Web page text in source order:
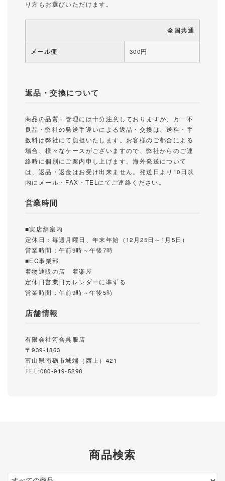
商品検索
り方もお選びいただけます。
全国共通
メール便 300円
返品・交換について
商品の品質・管理には十分注意しておりますが、万一不
良品・弊社の発送手違いによる返品・交換は、送料・手
数料は弊社にて負担いたします。お客様のご都合による
場合、様々なケースがございますので、弊社からのご連
絡時に個別にご案内申し上げます。海外発送について
は、返品・返金はお受け出来ません。発送日より10日以
内にメール・FAX・TELにてご連絡ください。
営業時間
■実店舗案内
定休日：毎週月曜日、年末年始（12月25日～1月5日）
営業時間：午前9時～午後7時
■EC事業部
着物通販の店 着楽屋
定休日営業日カレンダーに準ずる
営業時間：午前9時～午後5時
店舗情報
有限会社河合呉服店
〒939-1863
富山県南砺市城端（西上）421
TEL:080-919-5298